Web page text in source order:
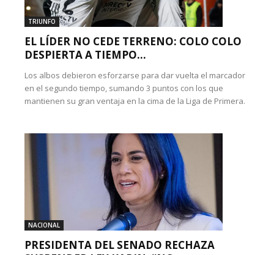
TRIUNFO
EL LÍDER NO CEDE TERRENO: COLO COLO
DESPIERTA A TIEMPO...
Los albos debieron esforzarse para dar vuelta el marcador
en el segundo tiempo, sumando 3 puntos con los que
mantienen su gran ventaja en la cima de la Liga de Primera.
NACIONAL
PRESIDENTA DEL SENADO RECHAZA